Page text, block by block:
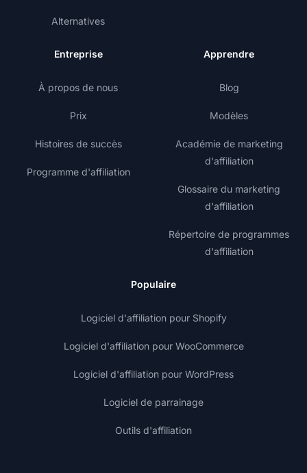
Alternatives
Entreprise
À propos de nous
Prix
Histoires de succès
Programme d'affiliation
Apprendre
Blog
Modèles
Académie de marketing
d'affiliation
Glossaire du marketing
d'affiliation
Répertoire de programmes
d'affiliation
Populaire
Logiciel d'affiliation pour Shopify
Logiciel d'affiliation pour WooCommerce
Logiciel d'affiliation pour WordPress
Logiciel de parrainage
Outils d'affiliation